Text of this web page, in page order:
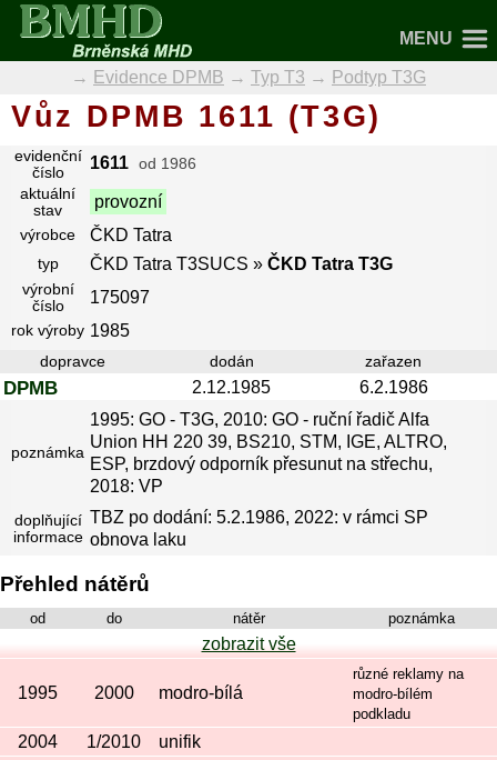
Vůz DPMB 1611 (T3G)
evidenční
číslo
1611 od 1986
aktuální
stav
provozní
výrobce ČKD Tatra
typ ČKD Tatra T3SUCS » ČKD Tatra T3G
výrobní
číslo
175097
rok výroby 1985
dopravce dodán zařazen
DPMB 2.12.1985 6.2.1986
poznámka
1995: GO - T3G, 2010: GO - ruční řadič Alfa
Union HH 220 39, BS210, STM, IGE, ALTRO,
ESP, brzdový odporník přesunut na střechu,
2018: VP
doplňující
informace
TBZ po dodání: 5.2.1986, 2022: v rámci SP
obnova laku
Přehled nátěrů
od do nátěr poznámka
zobrazit vše
1995 2000 modro-bílá
různé reklamy na
modro-bílém
podkladu
2004 1/2010 unifik
MENU
Evidence DPMB Typ T3 Podtyp T3G